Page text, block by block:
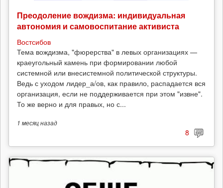
Преодоление вождизма: индивидуальная
автономия и самовоспитание активиста
Востсибов
Тема вождизма, "фюрерства" в левых организациях —
краеугольный камень при формировании любой
системной или внесистемной политической структуры.
Ведь с уходом лидер_а/ов, как правило, распадается вся
организация, если не поддерживается при этом "извне".
То же верно и для правых, но с...
1 месяцназад
8